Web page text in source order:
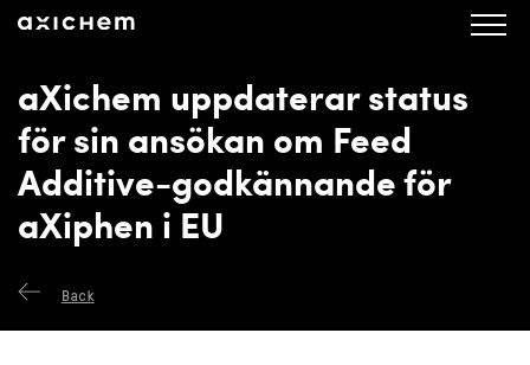
axichem.se Press releases
aXichem uppdaterar status
för sin ansökan om Feed
Additive-godkännande för
aXiphen i EU
Back